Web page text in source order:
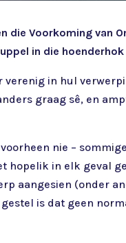
die Voorkoming van
in die
in hul
graag sê, en
nie –
hopelik in elk geval
aangesien (onder
is dat geen